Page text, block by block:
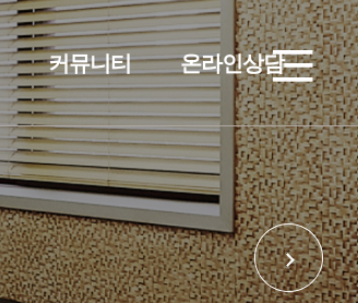
커뮤니티 온라인상담